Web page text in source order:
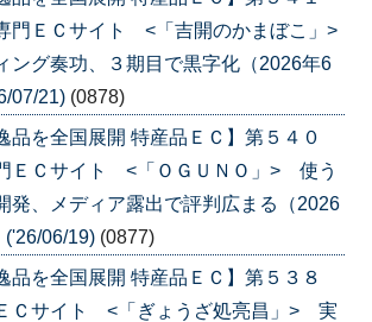
門ＥＣサイト <「吉開のかまぼこ」>
グ奏功、３期目で黒字化（2026年6
07/21) (0878)
品を全国展開 特産品ＥＣ】第５４０
ＥＣサイト <「ＯＧＵＮＯ」> 使う
発、メディア露出で評判広まる（2026
('26/06/19) (0877)
品を全国展開 特産品ＥＣ】第５３８
Ｃサイト <「ぎょうざ処亮昌」> 実